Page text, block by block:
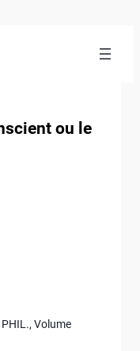
ou le
PHIL., Volume